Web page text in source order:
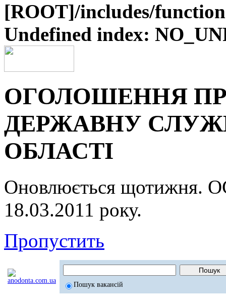
[ROOT]/includes/
Undefined index:
ОГОЛОШЕННЯ
ДЕРЖАВНУ
ОБЛАСТІ
Оновлюється
18.03.2011 року.
Пропустить
Пошук вакансій